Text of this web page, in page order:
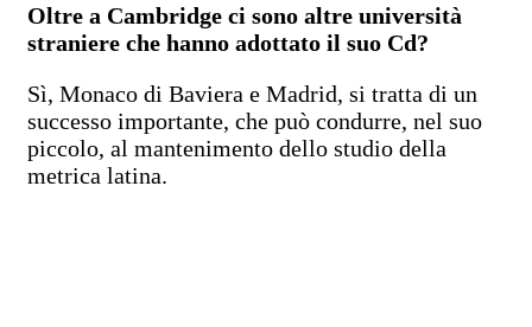
Oltre a Cambridge ci sono altre università
straniere che hanno adottato il suo Cd?
Sì, Monaco di Baviera e Madrid, si tratta di un
successo importante, che può condurre, nel suo
piccolo, al mantenimento dello studio della
metrica latina.